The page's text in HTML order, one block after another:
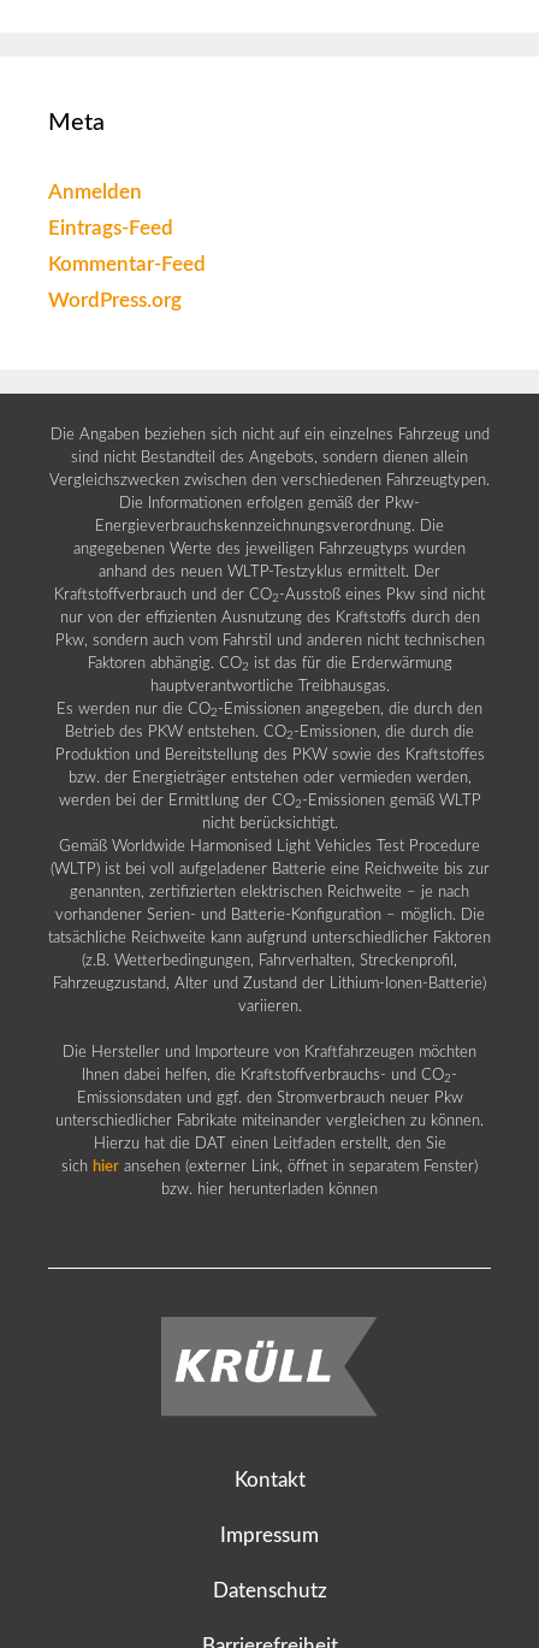
Meta
Anmelden
Eintrags-Feed
Kommentar-Feed
WordPress.org
Die Angaben beziehen sich nicht auf ein einzelnes Fahrzeug und
sind nicht Bestandteil des Angebots, sondern dienen allein
Vergleichszwecken zwischen den verschiedenen Fahrzeugtypen.
Die Informationen erfolgen gemäß der Pkw-
Energieverbrauchskennzeichnungsverordnung. Die
angegebenen Werte des jeweiligen Fahrzeugtyps wurden
anhand des neuen WLTP-Testzyklus ermittelt. Der
Kraftstoffverbrauch und der CO2 -Ausstoß eines Pkw sind nicht
nur von der effizienten Ausnutzung des Kraftstoffs durch den
Pkw, sondern auch vom Fahrstil und anderen nicht technischen
Faktoren abhängig. CO2 ist das für die Erderwärmung
hauptverantwortliche Treibhausgas.
Es werden nur die CO2 -Emissionen angegeben, die durch den
Betrieb des PKW entstehen. CO2 -Emissionen, die durch die
Produktion und Bereitstellung des PKW sowie des Kraftstoffes
bzw. der Energieträger entstehen oder vermieden werden,
werden bei der Ermittlung der CO2 -Emissionen gemäß WLTP
nicht berücksichtigt.
Gemäß Worldwide Harmonised Light Vehicles Test Procedure
(WLTP) ist bei voll aufgeladener Batterie eine Reichweite bis zur
genannten, zertifizierten elektrischen Reichweite – je nach
vorhandener Serien- und Batterie-Konfiguration – möglich. Die
tatsächliche Reichweite kann aufgrund unterschiedlicher Faktoren
(z.B. Wetterbedingungen, Fahrverhalten, Streckenprofil,
Fahrzeugzustand, Alter und Zustand der Lithium-Ionen-Batterie)
variieren.
Die Hersteller und Importeure von Kraftfahrzeugen möchten
Ihnen dabei helfen, die Kraftstoffverbrauchs- und CO2 -
Emissionsdaten und ggf. den Stromverbrauch neuer Pkw
unterschiedlicher Fabrikate miteinander vergleichen zu können.
Hierzu hat die DAT einen Leitfaden erstellt, den Sie
sich hier ansehen (externer Link, öffnet in separatem Fenster)
bzw. hier herunterladen können
Kontakt
Impressum
Datenschutz